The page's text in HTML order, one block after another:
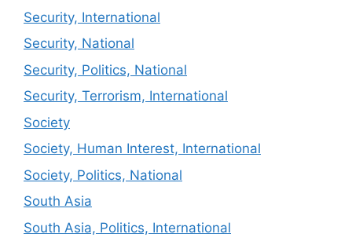
Security, International
Security, National
Security, Politics, National
Security, Terrorism, International
Society
Society, Human Interest, International
Society, Politics, National
South Asia
South Asia, Politics, International